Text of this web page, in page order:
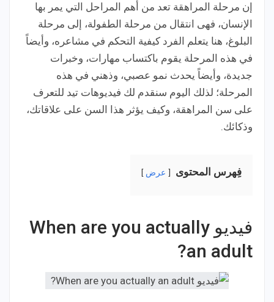
إن مرحلة المراهقة تعد من أهم المراحل التي يمر بها
الإنسان، فهى انتقال من مرحلة الطفولة، إلى مرحلة
البلوغ، هنا يتعلم الفرد كيفية التحكم في مشاعره، وأيضاً
في هذه المرحلة يقوم باكتساب مهارات، وخبرات
جديدة، وأيضاً يحدث نمو عصبي، وذهني في هذه
المرحلة؛ لذلك اليوم سنقدم لك فيديوهات تيد للتعرف
على سن المراهقة، وكيف يؤثر هذا السن على علاقاتك،
وذكائك.
فِهرس المحتوى عرض
فيديو When are you actually
an adult?